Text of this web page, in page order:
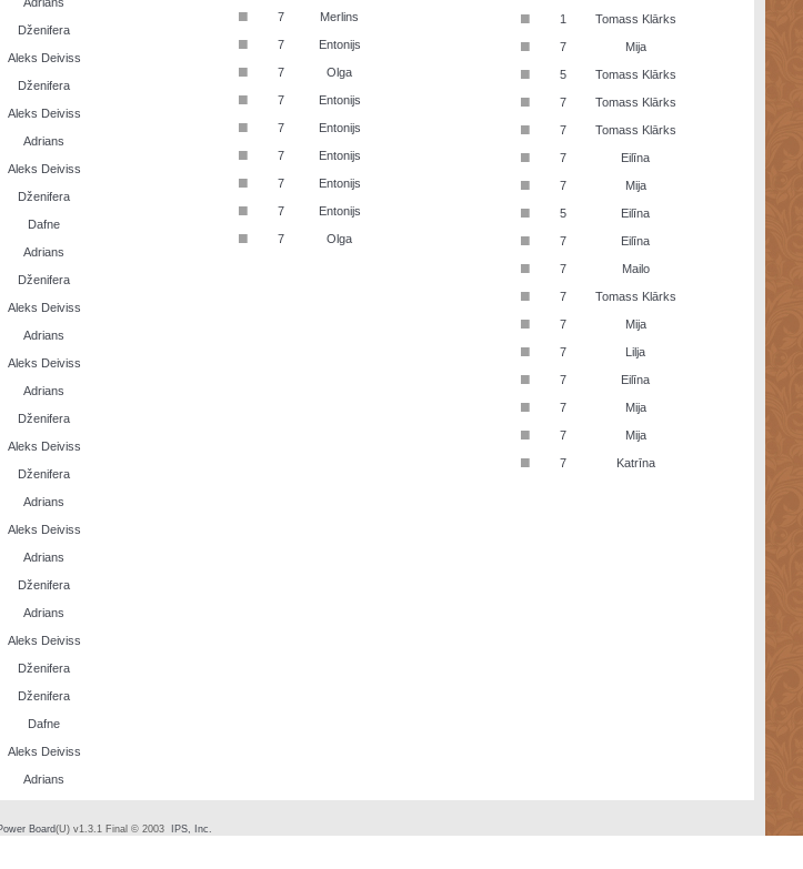
Dženifera
Aleks Deiviss
Dženifera
Aleks Deiviss
Adrians
Aleks Deiviss
Dženifera
Dafne
Adrians
Dženifera
Aleks Deiviss
Adrians
Aleks Deiviss
Adrians
Dženifera
Aleks Deiviss
Dženifera
Adrians
Aleks Deiviss
Adrians
Dženifera
Adrians
Aleks Deiviss
Dženifera
Dženifera
Dafne
Aleks Deiviss
Adrians
■ 7 Merlins
■ 7 Entonijs
■ 7 Olga
■ 7 Entonijs
■ 7 Entonijs
■ 7 Entonijs
■ 7 Entonijs
■ 7 Entonijs
■ 7 Olga
■ 1 Tomass Klārks
■ 7 Mija
■ 5 Tomass Klārks
■ 7 Tomass Klārks
■ 7 Tomass Klārks
■ 7 Eilīna
■ 7 Mija
■ 5 Eilīna
■ 7 Eilīna
■ 7 Mailo
■ 7 Tomass Klārks
■ 7 Mija
■ 7 Lilja
■ 7 Eilīna
■ 7 Mija
■ 7 Mija
■ 7 Katrīna
Board(U) v1.3.1 Final © 2003 IPS, Inc.